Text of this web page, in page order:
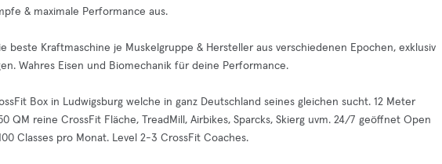
& maximale Performance aus.
beste Kraftmaschine je Muskelgruppe & Hersteller aus verschiedenen Epochen, exklusiv
Wahres Eisen und Biomechanik für deine Performance.
Box in Ludwigsburg welche in ganz Deutschland seines gleichen sucht. 12 Meter
QM reine CrossFit Fläche, TreadMill, Airbikes, Sparcks, Skierg uvm. 24/7 geöffnet Open
Classes pro Monat. Level 2-3 CrossFit Coaches.